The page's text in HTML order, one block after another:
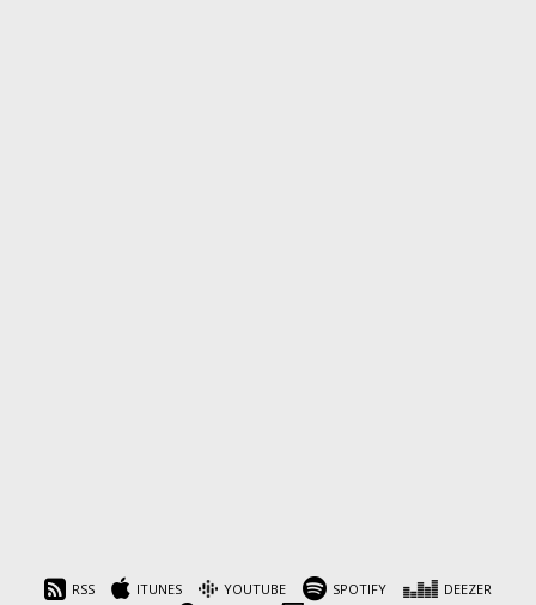
RSS ITUNES YOUTUBE SPOTIFY
DEEZER